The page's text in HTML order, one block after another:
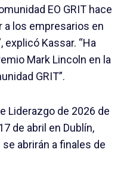
EO GRIT hace
a los empresarios en
explicó Kassar. “Ha
Mark Lincoln en la
GRIT”.
Liderazgo de 2026 de
de abril en Dublín,
abrirán a finales de